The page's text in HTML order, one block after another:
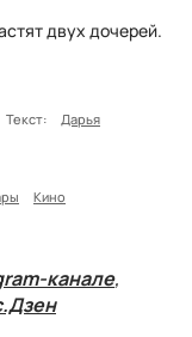
двух дочерей.
Текст:
Дарья
Кино
канале,